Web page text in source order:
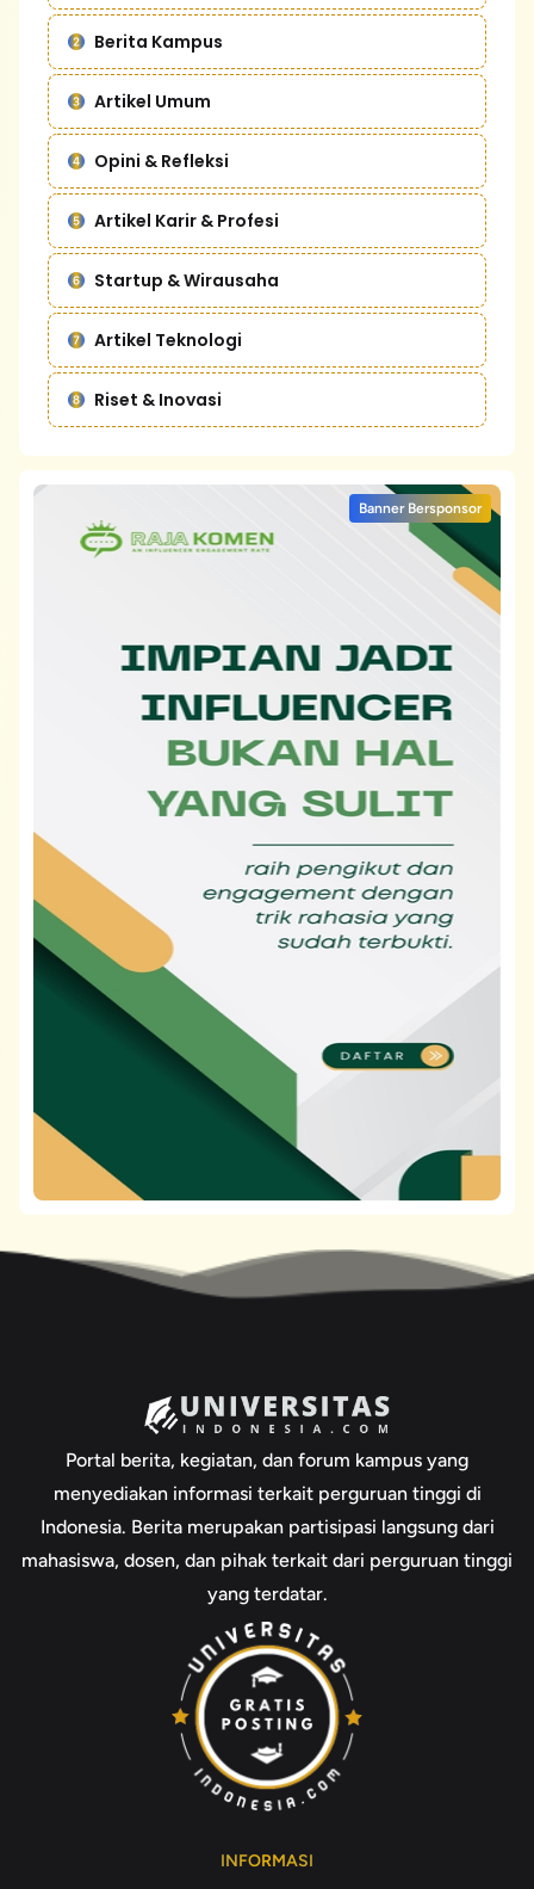
Berita Kampus
Artikel Umum
Opini & Refleksi
Artikel Karir & Profesi
Startup & Wirausaha
Artikel Teknologi
Riset & Inovasi
Banner Bersponsor
Portal berita, kegiatan, dan forum kampus yang
menyediakan informasi terkait perguruan tinggi di
Indonesia. Berita merupakan partisipasi langsung dari
mahasiswa, dosen, dan pihak terkait dari perguruan tinggi
yang terdatar.
INFORMASI